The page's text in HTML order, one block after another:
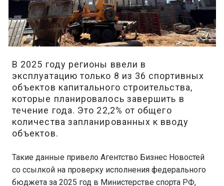
В 2025 году регионы ввели в
эксплуатацию только 8 из 36 спортивных
объектов капитального строительства,
которые планировалось завершить в
течение года. Это 22,2% от общего
количества запланированных к вводу
объектов.
Такие данные привело Агентство Бизнес Новостей
со ссылкой на проверку исполнения федерального
бюджета за 2025 год в Министерстве спорта РФ,